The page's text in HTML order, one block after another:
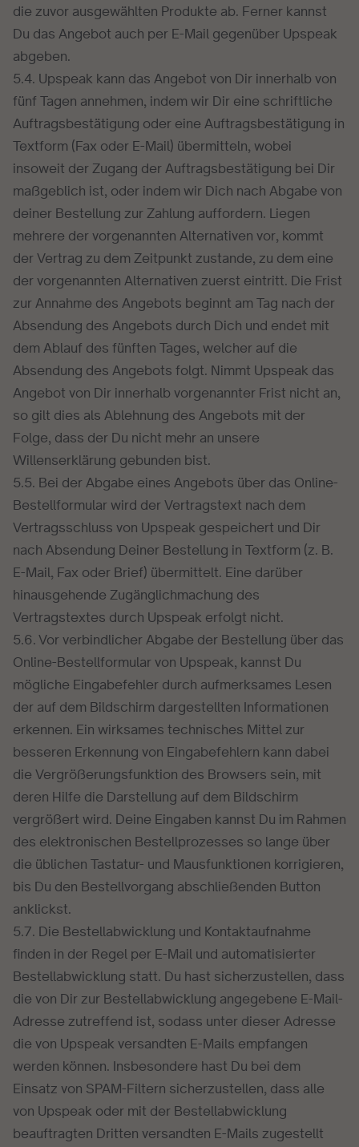
die zuvor ausgewählten Produkte ab. Ferner kannst
Du das Angebot auch per E-Mail gegenüber Upspeak
abgeben.
5.4. Upspeak kann das Angebot von Dir innerhalb von
fünf Tagen annehmen, indem wir Dir eine schriftliche
Auftragsbestätigung oder eine Auftragsbestätigung in
Textform (Fax oder E-Mail) übermitteln, wobei
insoweit der Zugang der Auftragsbestätigung bei Dir
maßgeblich ist, oder indem wir Dich nach Abgabe von
deiner Bestellung zur Zahlung auffordern. Liegen
mehrere der vorgenannten Alternativen vor, kommt
der Vertrag zu dem Zeitpunkt zustande, zu dem eine
der vorgenannten Alternativen zuerst eintritt. Die Frist
zur Annahme des Angebots beginnt am Tag nach der
Absendung des Angebots durch Dich und endet mit
dem Ablauf des fünften Tages, welcher auf die
Absendung des Angebots folgt. Nimmt Upspeak das
Angebot von Dir innerhalb vorgenannter Frist nicht an,
so gilt dies als Ablehnung des Angebots mit der
Folge, dass der Du nicht mehr an unsere
Willenserklärung gebunden bist.
5.5. Bei der Abgabe eines Angebots über das Online-
Bestellformular wird der Vertragstext nach dem
Vertragsschluss von Upspeak gespeichert und Dir
nach Absendung Deiner Bestellung in Textform (z. B.
E-Mail, Fax oder Brief) übermittelt. Eine darüber
hinausgehende Zugänglichmachung des
Vertragstextes durch Upspeak erfolgt nicht.
5.6. Vor verbindlicher Abgabe der Bestellung über das
Online-Bestellformular von Upspeak, kannst Du
mögliche Eingabefehler durch aufmerksames Lesen
der auf dem Bildschirm dargestellten Informationen
erkennen. Ein wirksames technisches Mittel zur
besseren Erkennung von Eingabefehlern kann dabei
die Vergrößerungsfunktion des Browsers sein, mit
deren Hilfe die Darstellung auf dem Bildschirm
vergrößert wird. Deine Eingaben kannst Du im Rahmen
des elektronischen Bestellprozesses so lange über
die üblichen Tastatur- und Mausfunktionen korrigieren,
bis Du den Bestellvorgang abschließenden Button
anklickst.
5.7. Die Bestellabwicklung und Kontaktaufnahme
finden in der Regel per E-Mail und automatisierter
Bestellabwicklung statt. Du hast sicherzustellen, dass
die von Dir zur Bestellabwicklung angegebene E-Mail-
Adresse zutreffend ist, sodass unter dieser Adresse
die von Upspeak versandten E-Mails empfangen
werden können. Insbesondere hast Du bei dem
Einsatz von SPAM-Filtern sicherzustellen, dass alle
von Upspeak oder mit der Bestellabwicklung
beauftragten Dritten versandten E-Mails zugestellt